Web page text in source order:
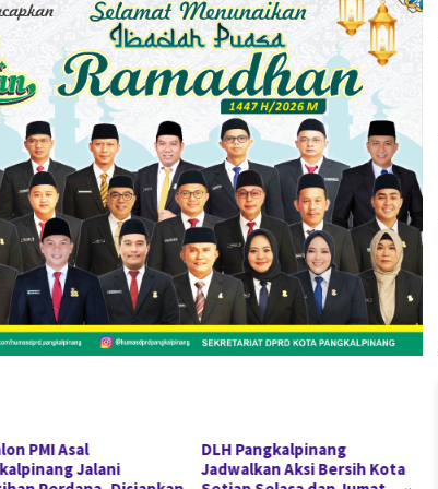
PMI Asal
Jalani
DLH Pangkalpinang
Jadwalkan Aksi Bersih Kota